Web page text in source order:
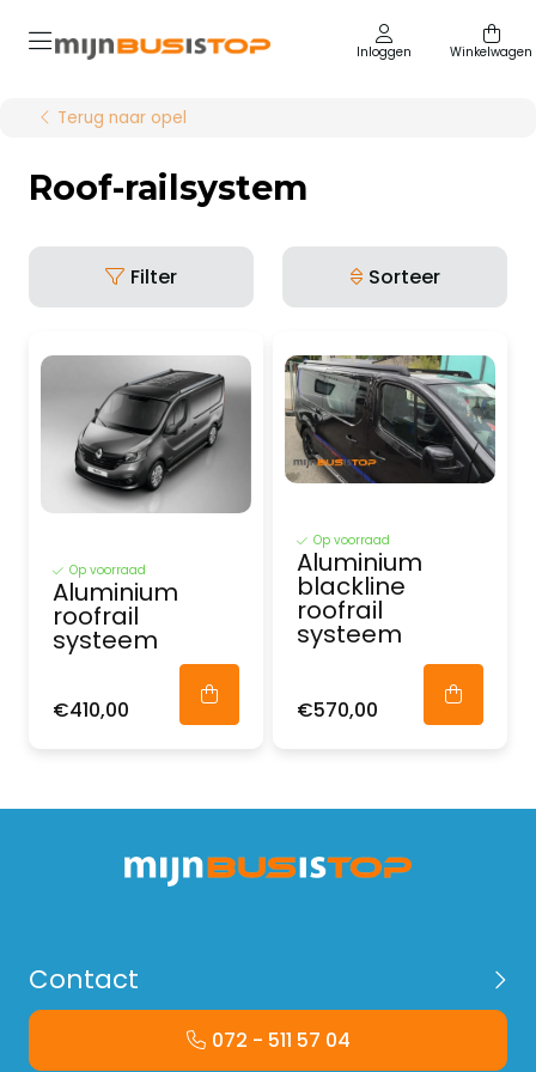
Inloggen Winkelwagen
Terug naar opel
Roof-railsystem
Filter Sorteer
Op voorraad
Aluminium
roofrail
systeem
€410,00
Op voorraad
Aluminium
blackline
roofrail
systeem
€570,00
Contact
072 - 511 57 04